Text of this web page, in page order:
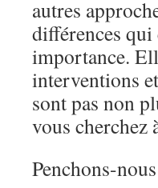
autres
différences qui
importance.
interventions
sont pas non
vous cherchez
Penchons-